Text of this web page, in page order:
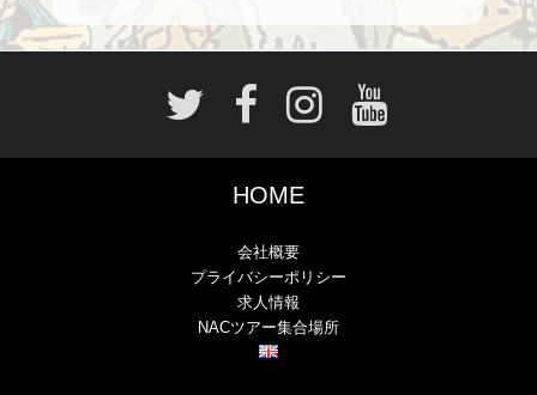
HOME
会社概要
プライバシーポリシー
求人情報
NACツアー集合場所